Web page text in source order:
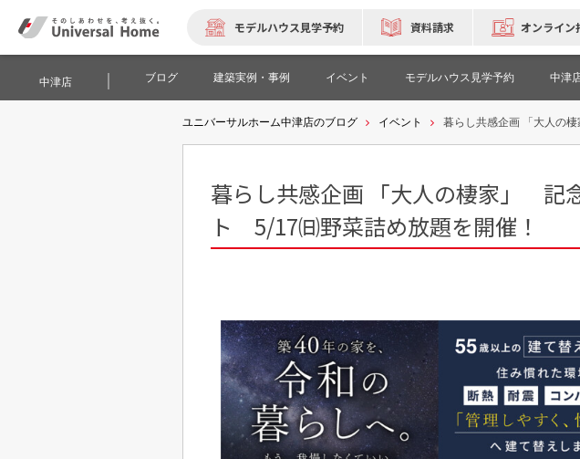
モデルハウス見学予約 資料請求 オンライン
中津店 ブログ 建築実例・事例 イベント モデルハウス見学予約 中津
ユニバーサルホーム中津店のブログ イベント 暮らし共感企画 「大人の
暮らし共感企画 「大人の棲家」 記
ト 5/17㈰野菜詰め放題を開催！